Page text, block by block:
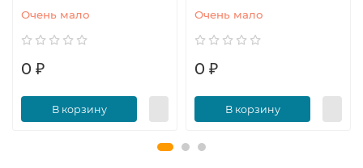
Очень мало
0 ₽
В корзину
Очень мало
0 ₽
В корзину